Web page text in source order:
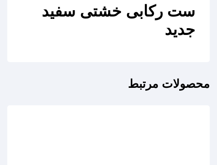
ست رکابی خشتی سفید
جدید
محصولات مرتبط